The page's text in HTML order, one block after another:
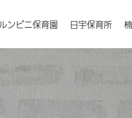
ルンビニ保育園 日宇保育所